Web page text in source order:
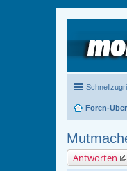
Foren-
Antworten